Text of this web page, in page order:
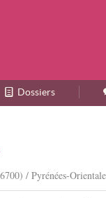
Dossiers
/ Pyrénées-